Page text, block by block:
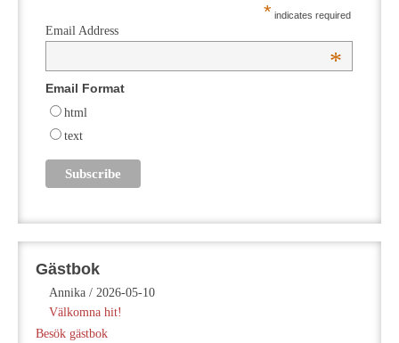
* indicates required
Email Address
*
Email Format
html
text
Gästbok
Annika / 2026-05-10
Välkomna hit!
Besök gästbok